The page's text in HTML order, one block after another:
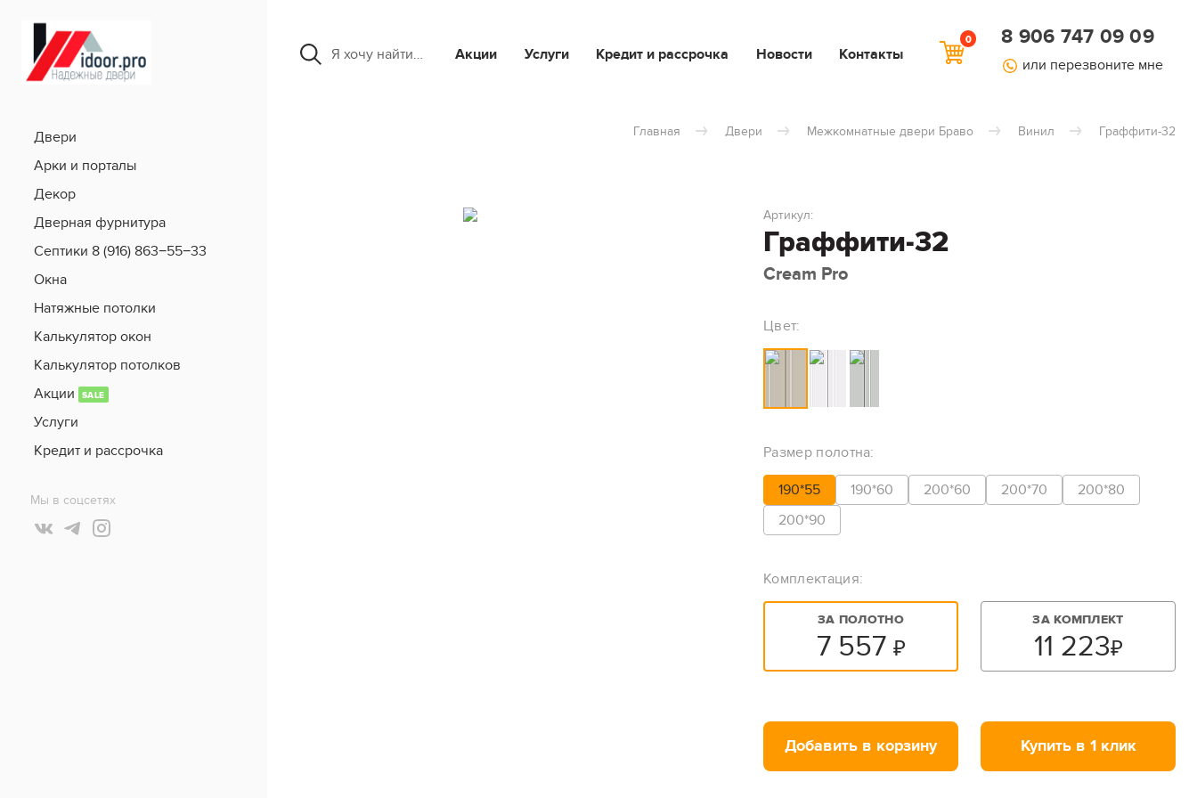
Я хочу найти… Акции Услуги Кредит и рассрочка Новости Контакты
0 8 906 747 09 09
или перезвоните мне
Двери
Арки и порталы
Декор
Дверная фурнитура
Септики 8 (916) 863−55−33
Окна
Натяжные потолки
Калькулятор окон
Калькулятор потолков
Акции
SALE
Услуги
Кредит и рассрочка
Мы в соцсетях
Главная Двери Межкомнатные двери Браво Винил Граффити-32
Граффити-32
Артикул:
Cream Pro
Цвет:
Размер полотна:
190*55 190*60 200*60 200*70
200*80
200*90
Комплектация:
ЗА ПОЛОТНО
7 557 ₽
ЗА КОМПЛЕКТ
11 223₽
Добавить в корзину Купить в 1 клик